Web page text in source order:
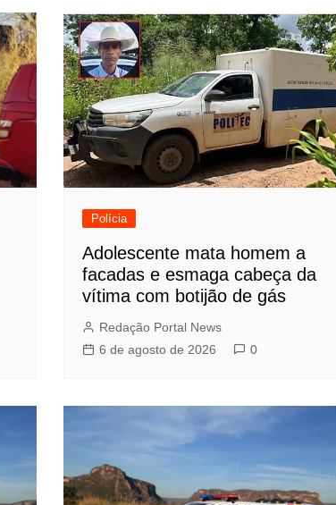
Polícia
Adolescente mata homem a
facadas e esmaga cabeça da
vítima com botijão de gás
Redação Portal News
6 de agosto de 2026
0